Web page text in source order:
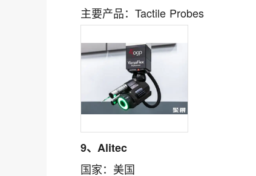
主要产品：Tactile Probes
9、Alitec
国家：美国